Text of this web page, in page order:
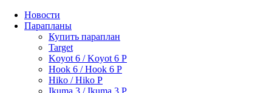
Новости
Парапланы
Купить параплан
Target
Koyot 6 / Koyot 6 P
Hook 6 / Hook 6 P
Hiko / Hiko P
Ikuma 3 / Ikuma 3 P